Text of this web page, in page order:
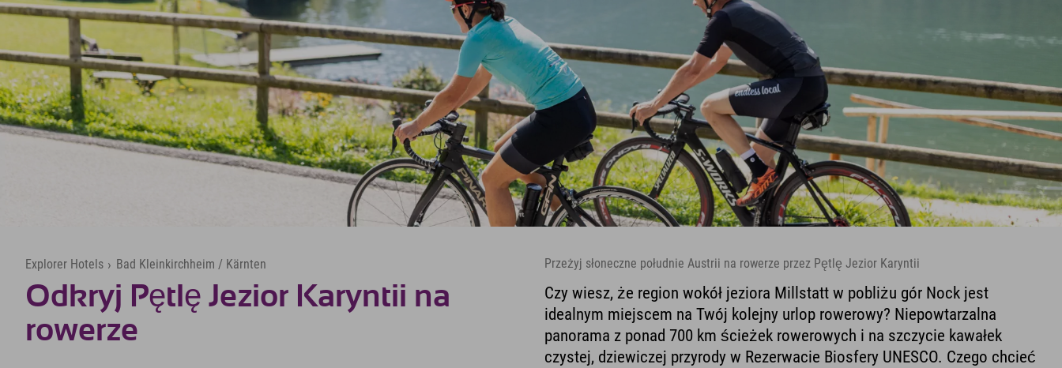
Explorer Hotels › Bad Kleinkirchheim / Kärnten
Odkryj Pętlę Jezior Karyntii na
rowerze
Przeżyj słoneczne południe Austrii na rowerze przez Pętlę Jezior Karyntii
Czy wiesz, że region wokół jeziora Millstatt w pobliżu gór Nock jest
idealnym miejscem na Twój kolejny urlop rowerowy? Niepowtarzalna
panorama z ponad 700 km ścieżek rowerowych i na szczycie kawałek
czystej, dziewiczej przyrody w Rezerwacie Biosfery UNESCO. Czego chcieć